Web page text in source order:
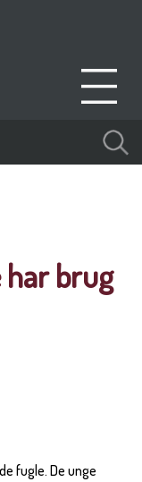
har brug
fugle. De unge